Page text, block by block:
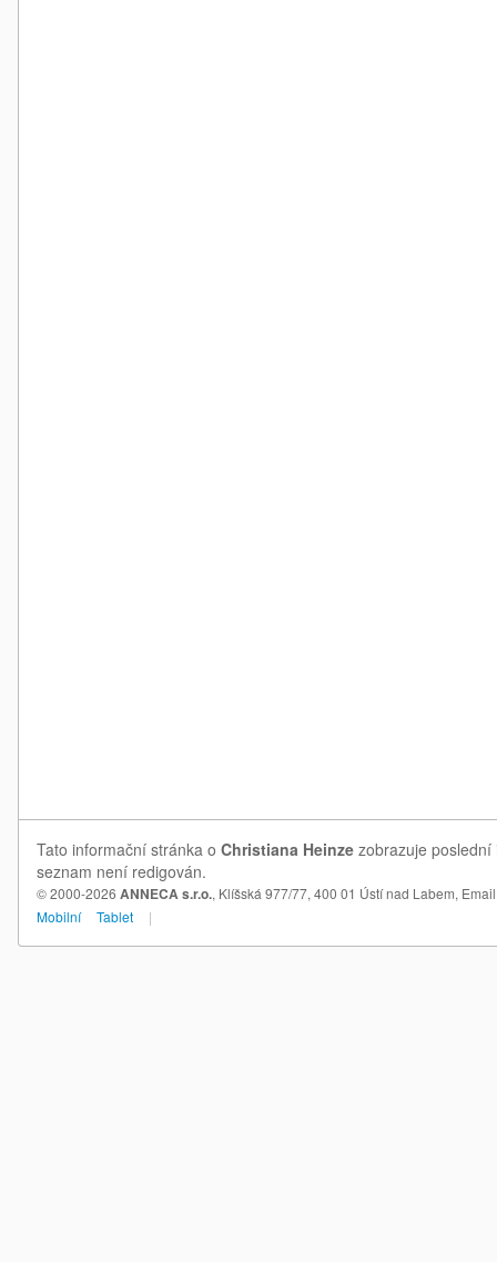
Tato informační stránka o Christiana Heinze zobrazuje poslední
seznam není redigován.
© 2000-2026 ANNECA s.r.o., Klíšská 977/77, 400 01 Ústí nad Labem,
Mobilní
Tablet |